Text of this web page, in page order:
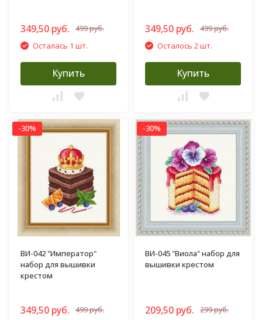
349,50 руб. 499 руб.
Осталась 1 шт.
Купить
349,50 руб. 499 руб.
Осталось 2 шт.
Купить
-30%
ВИ-042 "Император"
набор для вышивки
крестом
349,50 руб. 499 руб.
-30%
ВИ-045 "Виола" набор для
вышивки крестом
209,50 руб. 299 руб.